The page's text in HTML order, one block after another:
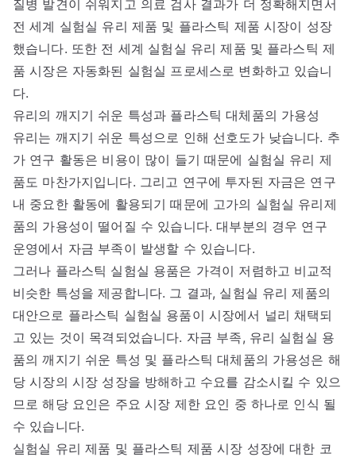
질병 발견이 쉬워지고 의료 검사 결과가 더 정확해지면서
전 세계 실험실 유리 제품 및 플라스틱 제품 시장이 성장
했습니다. 또한 전 세계 실험실 유리 제품 및 플라스틱 제
품 시장은 자동화된 실험실 프로세스로 변화하고 있습니
다.
유리의 깨지기 쉬운 특성과 플라스틱 대체품의 가용성
유리는 깨지기 쉬운 특성으로 인해 선호도가 낮습니다. 추
가 연구 활동은 비용이 많이 들기 때문에 실험실 유리 제
품도 마찬가지입니다. 그리고 연구에 투자된 자금은 연구
내 중요한 활동에 활용되기 때문에 고가의 실험실 유리제
품의 가용성이 떨어질 수 있습니다. 대부분의 경우 연구
운영에서 자금 부족이 발생할 수 있습니다.
그러나 플라스틱 실험실 용품은 가격이 저렴하고 비교적
비슷한 특성을 제공합니다. 그 결과, 실험실 유리 제품의
대안으로 플라스틱 실험실 용품이 시장에서 널리 채택되
고 있는 것이 목격되었습니다. 자금 부족, 유리 실험실 용
품의 깨지기 쉬운 특성 및 플라스틱 대체품의 가용성은 해
당 시장의 시장 성장을 방해하고 수요를 감소시킬 수 있으
므로 해당 요인은 주요 시장 제한 요인 중 하나로 인식 될
수 있습니다.
실험실 유리 제품 및 플라스틱 제품 시장 성장에 대한 코